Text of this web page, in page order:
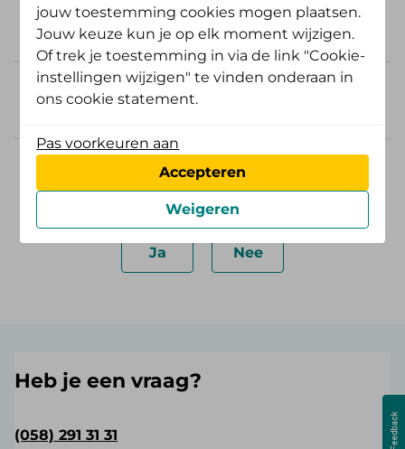
het bedrag is al afgeschreven. Wat
nu?
Ik heb een betalingsregeling. Hoe
Was deze informatie nuttig?
Ja Nee
Heb je een vraag?
(058) 291 31 31
jouw toestemming cookies mogen plaatsen.
Jouw keuze kun je op elk moment wijzigen.
Of trek je toestemming in via de link "Cookie-
instellingen wijzigen" te vinden onderaan in
ons cookie statement.
Pas voorkeuren aan
Accepteren
Weigeren